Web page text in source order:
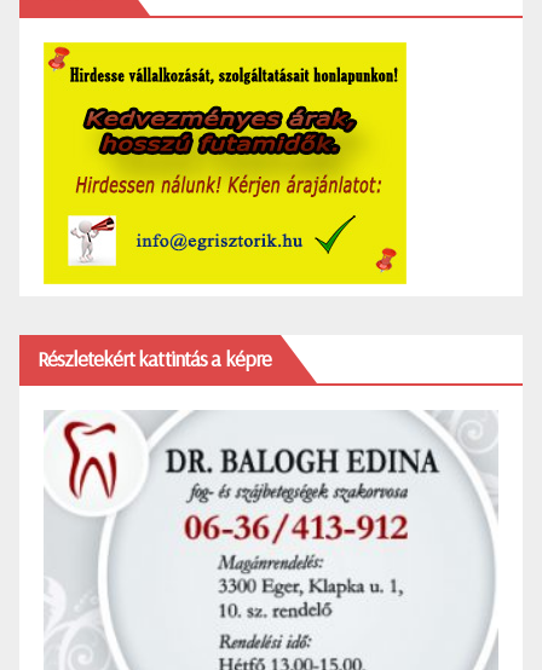
Részletekért kattintás a képre